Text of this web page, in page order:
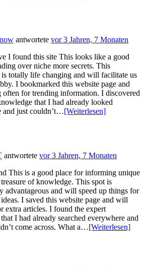
antwortete vor 3 Jahren, 7 Monaten
I found this site This looks like a good
over niche more secrets. This
totally life changing and will facilitate us
I bookmarked this website page and
for trending information. I discovered
that I had already looked
and just couldn’t…[Weiterlesen]
antwortete vor 3 Jahren, 7 Monaten
This is a good place for informing unique
of knowledge. This spot is
advantageous and will speed up things for
I saved this website page and will
extra articles. I found the expert
I had already searched everywhere and
come across. What a…[Weiterlesen]